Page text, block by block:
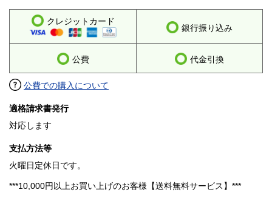
クレジットカード
銀行振り込み
公費 代金引換
公費での購入について
適格請求書発行
対応します
支払方法等
火曜日定休日です。
***10,000円以上お買い上げのお客様【送料無料サービス】***